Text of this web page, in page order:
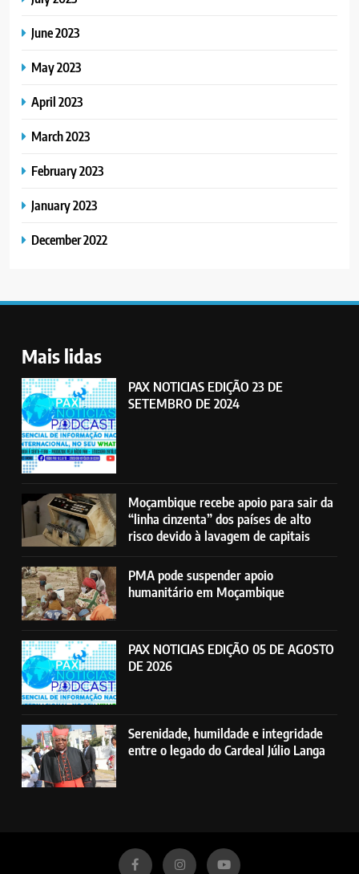
June 2023
May 2023
April 2023
March 2023
February 2023
January 2023
December 2022
Mais lidas
PAX NOTICIAS EDIÇÃO 23 DE
SETEMBRO DE 2024
Moçambique recebe apoio para sair da
“linha cinzenta” dos países de alto
risco devido à lavagem de capitais
PMA pode suspender apoio
humanitário em Moçambique
PAX NOTICIAS EDIÇÃO 05 DE AGOSTO
DE 2026
Serenidade, humildade e integridade
entre o legado do Cardeal Júlio Langa